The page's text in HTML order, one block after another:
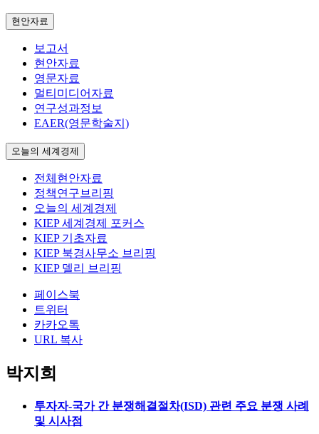
현안자료
보고서
현안자료
영문자료
멀티미디어자료
연구성과정보
EAER(영문학술지)
오늘의 세계경제
전체현안자료
정책연구브리핑
오늘의 세계경제
KIEP 세계경제 포커스
KIEP 기초자료
KIEP 북경사무소 브리핑
KIEP 델리 브리핑
페이스북
트위터
카카오톡
URL 복사
박지희
투자자-국가 간 분쟁해결절차(ISD) 관련 주요 분쟁 사례
및 시사점